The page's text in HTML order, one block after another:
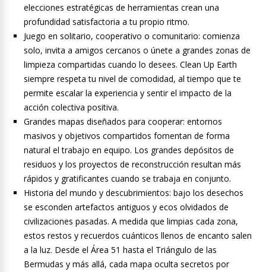
elecciones estratégicas de herramientas crean una
profundidad satisfactoria a tu propio ritmo.
Juego en solitario, cooperativo o comunitario: comienza
solo, invita a amigos cercanos o únete a grandes zonas de
limpieza compartidas cuando lo desees. Clean Up Earth
siempre respeta tu nivel de comodidad, al tiempo que te
permite escalar la experiencia y sentir el impacto de la
acción colectiva positiva.
Grandes mapas diseñados para cooperar: entornos
masivos y objetivos compartidos fomentan de forma
natural el trabajo en equipo. Los grandes depósitos de
residuos y los proyectos de reconstrucción resultan más
rápidos y gratificantes cuando se trabaja en conjunto.
Historia del mundo y descubrimientos: bajo los desechos
se esconden artefactos antiguos y ecos olvidados de
civilizaciones pasadas. A medida que limpias cada zona,
estos restos y recuerdos cuánticos llenos de encanto salen
a la luz. Desde el Área 51 hasta el Triángulo de las
Bermudas y más allá, cada mapa oculta secretos por